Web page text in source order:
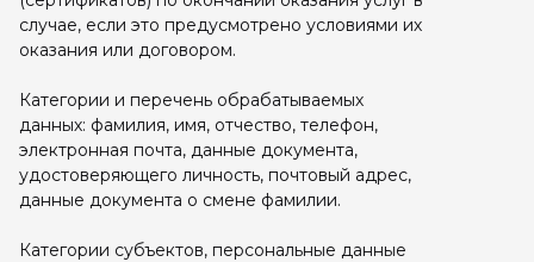
случае, если это предусмотрено условиями их
оказания или договором.
Категории и перечень обрабатываемых
данных: фамилия, имя, отчество, телефон,
электронная почта, данные документа,
удостоверяющего личность, почтовый адрес,
данные документа о смене фамилии.
Категории субъектов, персональные данные